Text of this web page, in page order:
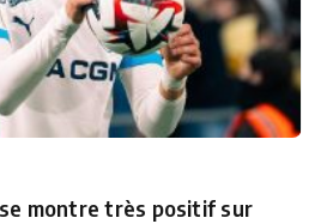
montre très positif sur